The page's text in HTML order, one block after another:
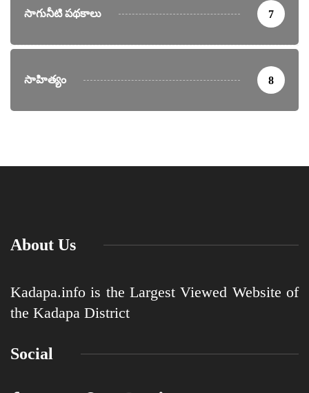
సాగునీటి పథకాలు 7
సాహిత్యం 8
About Us
Kadapa.info is the Largest Viewed Website of
the Kadapa District
Social